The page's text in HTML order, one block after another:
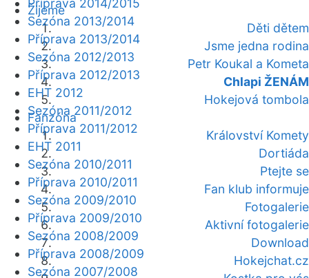
Žijeme
Děti dětem
Jsme jedna rodina
Petr Koukal a Kometa
Chlapi ŽENÁM
Hokejová tombola
Fanzóna
Království Komety
Dortiáda
Ptejte se
Fan klub informuje
Fotogalerie
Aktivní fotogalerie
Download
Hokejchat.cz
Příprava 2014/2015
Sezóna 2013/2014
Příprava 2013/2014
Sezóna 2012/2013
Příprava 2012/2013
EHT 2012
Sezóna 2011/2012
Příprava 2011/2012
EHT 2011
Sezóna 2010/2011
Příprava 2010/2011
Sezóna 2009/2010
Příprava 2009/2010
Sezóna 2008/2009
Příprava 2008/2009
Sezóna 2007/2008